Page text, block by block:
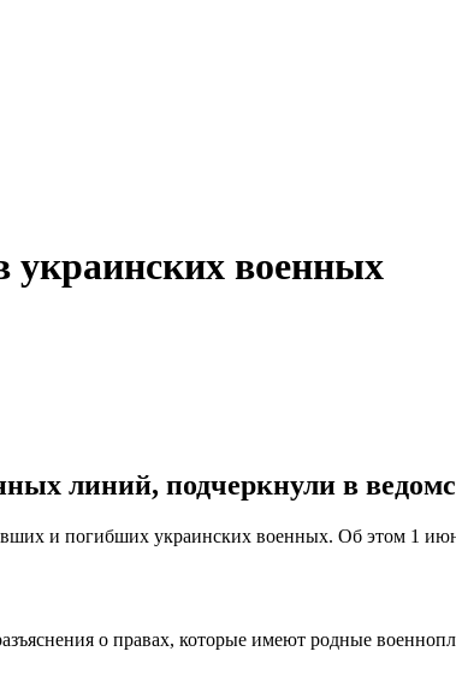
военных
линий, подчеркнули в
и погибших украинских военных. Об этом 1
о правах, которые имеют родные